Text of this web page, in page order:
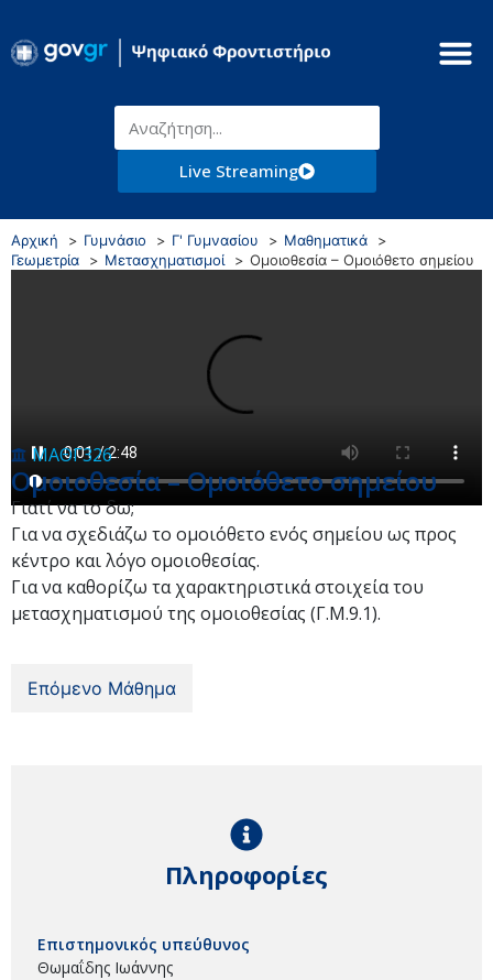
Live Streaming
Αρχική Γυμνάσιο Γ' Γυμνασίου
Μαθηματικά
Γεωμετρία
Μετασχηματισμοί Ομοιοθεσία – Ομοιόθετο σημείου
ΜΑΘΓ326
Ομοιοθεσία – Ομοιόθετο σημείου
Γιατί να το δω;
Για να σχεδιάζω το ομοιόθετο ενός σημείου ως προς
κέντρο και λόγο ομοιοθεσίας.
Για να καθορίζω τα χαρακτηριστικά στοιχεία του
μετασχηματισμού της ομοιοθεσίας (Γ.Μ.9.1).
Επόμενο Μάθημα
Πληροφορίες
Επιστημονικός υπεύθυνος
Θωμαΐδης Ιωάννης